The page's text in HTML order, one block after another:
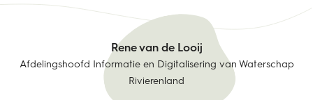
Rene van de Looij
Afdelingshoofd Informatie en Digitalisering van Waterschap
Rivierenland